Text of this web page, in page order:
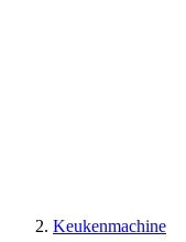
Keukenmachine